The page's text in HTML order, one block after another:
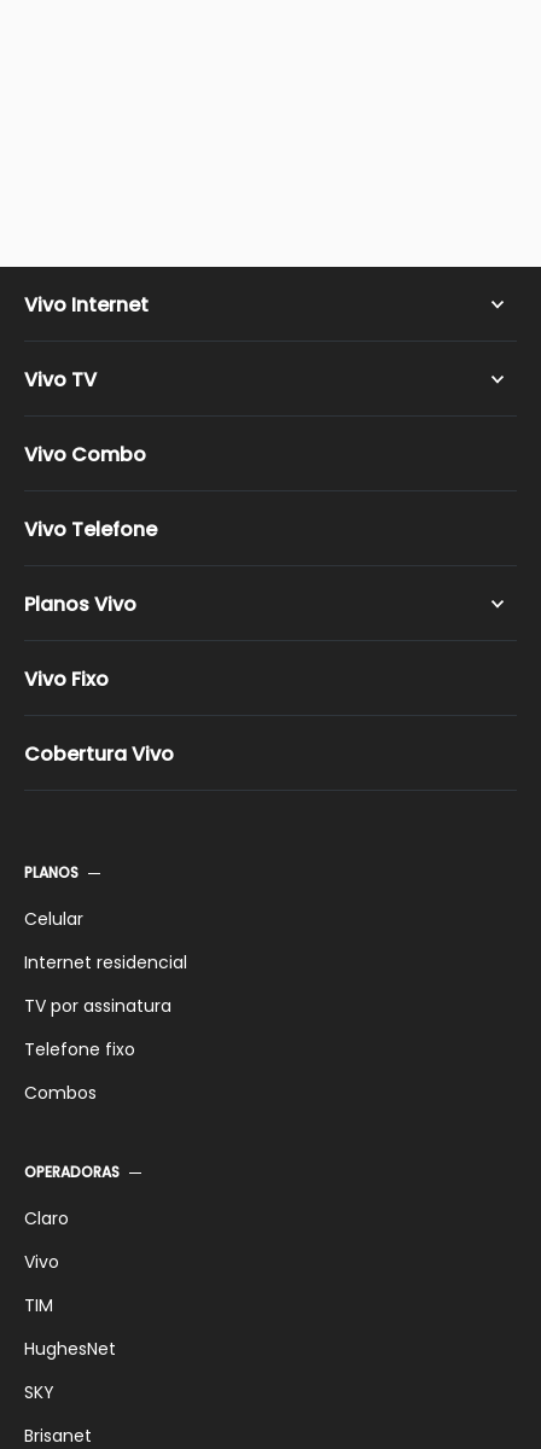
Vivo Internet
Vivo Fibra
Vivo TV
Vivo TV Ultra HD
Vivo TV Full HD
Vivo Combo
Vivo Telefone
Planos Vivo
Vivo Pós-pago
Vivo Família
Vivo Fixo
Cobertura Vivo
PLANOS
Celular
Internet residencial
TV por assinatura
Telefone fixo
Combos
OPERADORAS
Claro
Vivo
TIM
HughesNet
SKY
Brisanet